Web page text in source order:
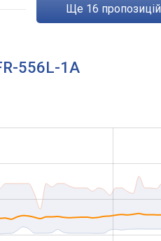
ще 16 пропозицій
556L-1A